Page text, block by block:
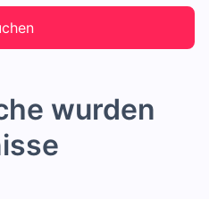
wurden